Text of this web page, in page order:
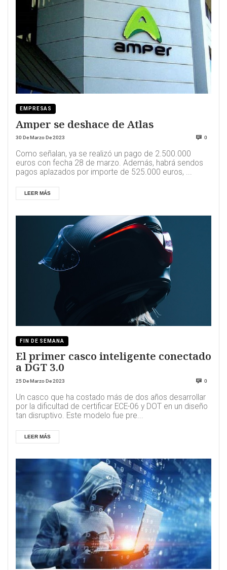
EMPRESAS
Amper se deshace de Atlas
30 De Marzo De 2023 0
Como señalan, ya se realizó un pago de 2.500.000
euros con fecha 28 de marzo. Además, habrá sendos
pagos aplazados por importe de 525.000 euros, ...
LEER MÁS
FIN DE SEMANA
El primer casco inteligente conectado
a DGT 3.0
25 De Marzo De 2023 0
Un casco que ha costado más de dos años desarrollar
por la dificultad de certificar ECE-06 y DOT en un diseño
tan disruptivo. Este modelo fue pre...
LEER MÁS